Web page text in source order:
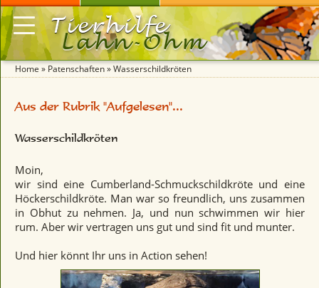
Tierhilfe
Lahn-Ohm
Home » Patenschaften » Wasserschildkröten
Aus der Rubrik "Aufgelesen"...
Wasserschildkröten
Moin,
wir sind eine Cumberland-Schmuckschildkröte und eine
Höckerschildkröte. Man war so freundlich, uns zusammen
in Obhut zu nehmen. Ja, und nun schwimmen wir hier
rum. Aber wir vertragen uns gut und sind fit und munter.
Und hier könnt Ihr uns in Action sehen!